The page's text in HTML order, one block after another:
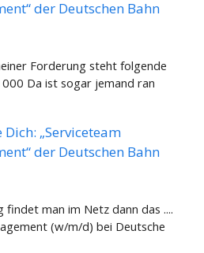
der Deutschen Bahn
Forderung steht folgende
Da ist sogar jemand ran
„Serviceteam
der Deutschen Bahn
findet man im Netz dann das ....
(w/m/d) bei Deutsche